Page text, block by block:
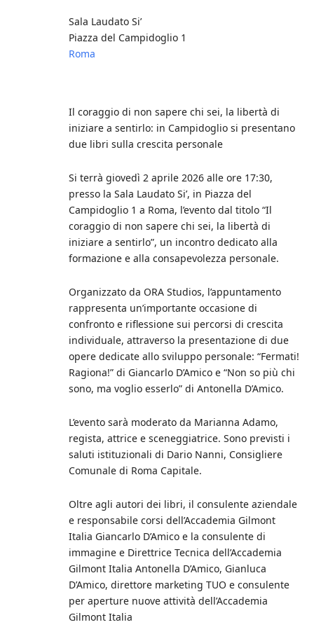
Sala Laudato Si’
Piazza del Campidoglio 1
Roma
Il coraggio di non sapere chi sei, la libertà di
iniziare a sentirlo: in Campidoglio si presentano
due libri sulla crescita personale
Si terrà giovedì 2 aprile 2026 alle ore 17:30,
presso la Sala Laudato Si’, in Piazza del
Campidoglio 1 a Roma, l’evento dal titolo “Il
coraggio di non sapere chi sei, la libertà di
iniziare a sentirlo”, un incontro dedicato alla
formazione e alla consapevolezza personale.
Organizzato da ORA Studios, l’appuntamento
rappresenta un’importante occasione di
confronto e riflessione sui percorsi di crescita
individuale, attraverso la presentazione di due
opere dedicate allo sviluppo personale: “Fermati!
Ragiona!” di Giancarlo D’Amico e “Non so più chi
sono, ma voglio esserlo” di Antonella D’Amico.
L’evento sarà moderato da Marianna Adamo,
regista, attrice e sceneggiatrice. Sono previsti i
saluti istituzionali di Dario Nanni, Consigliere
Comunale di Roma Capitale.
Oltre agli autori dei libri, il consulente aziendale
e responsabile corsi dell’Accademia Gilmont
Italia Giancarlo D’Amico e la consulente di
immagine e Direttrice Tecnica dell’Accademia
Gilmont Italia Antonella D’Amico, Gianluca
D’Amico, direttore marketing TUO e consulente
per aperture nuove attività dell’Accademia
Gilmont Italia